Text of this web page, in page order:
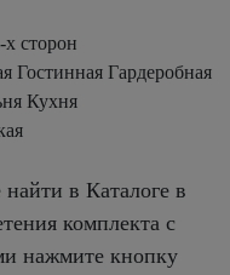
х сторон
Гостинная Гардеробная
Кухня
в Каталоге в
комплекта с
нажмите кнопку